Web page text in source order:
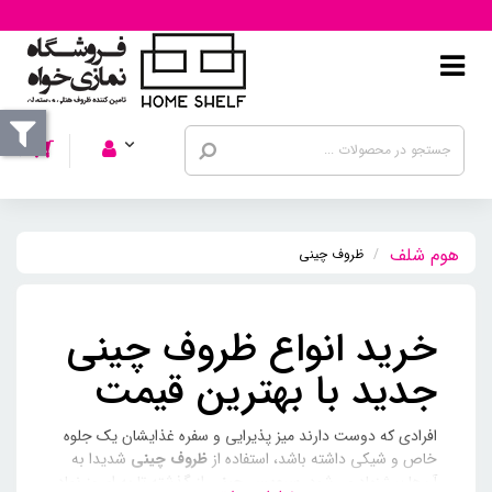
ظروف چینی
خرید انواع ظروف چینی
جدید با بهترین قیمت
افرادی که دوست دارند میز پذیرایی و سفره غذایشان یک جلوه
خاص و شیکی داشته باشد، استفاده از ظروف چینی شدیدا به
آن‌ها پیشنهاد می‌شود.